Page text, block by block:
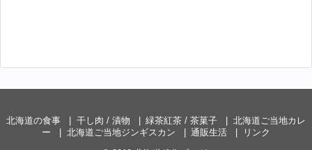
北海道の食事 干し肉 / 漬物 緑茶紅茶 / 茶菓子
北海道ご当地カレ
ー
北海道ご当地ジンギスカン 通販生活
リンク